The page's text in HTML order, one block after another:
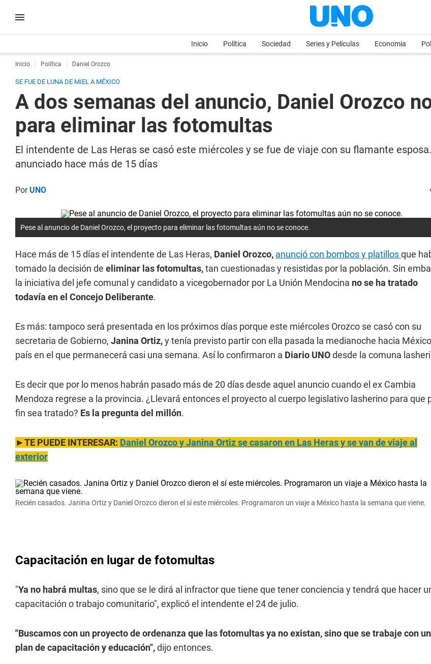
Inicio Política Sociedad Series y Películas Economia
Inicio Política Daniel Orozco
SE FUE DE LUNA DE MIEL A MÉXICO
A dos semanas del anuncio, Daniel Orozco
para eliminar las fotomultas
El intendente de Las Heras se casó este miércoles y se fue de viaje con su flamante
anunciado hace más de 15 días
PorUNO
Pese al anuncio de Daniel Orozco, el proyecto para eliminar las fotomultas aún no se conoce.
Hace más de 15 días el intendente de Las Heras, Daniel Orozco, anunció con bombos y platillosque
tomado la decisión de eliminar las fotomultas,tan cuestionadas y resistidas por la población. Sin
la iniciativa del jefe comunal y candidato a vicegobernador por La Unión Mendocina no se ha tratado
todavía en el Concejo Deliberante.
Es más: tampoco será presentada en los próximos días porque este miércoles Orozco se casó con su
secretaria de Gobierno, Janina Ortiz,y tenía previsto partir con ella pasada la medianoche hacia
país en el que permanecerá casi una semana. Así lo confirmaron a Diario UNOdesde la comuna
Es decir que por lo menos habrán pasado más de 20 días desde aquel anuncio cuando el ex Cambia
Mendoza regrese a la provincia. ¿Llevará entonces el proyecto al cuerpo legislativo lasherino para que
fin sea tratado? Es la pregunta del millón.
►TE PUEDE INTERESAR: Daniel Orozco y Janina Ortiz se casaron en Las Heras y se van de viaje al
exterior
Recién casados. Janina Ortiz y Daniel Orozco dieron el sí este miércoles. Programaron un viaje a México hasta la semana que viene.
Capacitación en lugar de fotomultas
"Ya no habrá multas, sino que se le dirá al infractor que tiene que tener conciencia y tendrá que hacer
capacitación o trabajo comunitario", explicó el intendente el 24 de julio.
"Buscamos con un proyecto de ordenanza que las fotomultas ya no existan, sino que se trabaje con un
plan de capacitación y educación",dijo entonces.